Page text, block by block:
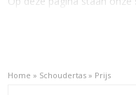
meer dan 60 euro
Home » Schoudertas » Prijs